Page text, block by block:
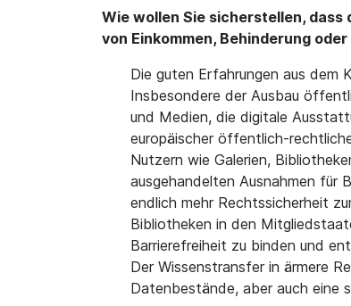
Wie wollen Sie sicherstellen,
von Einkommen, Behinderung
Die guten Erfahrungen aus dem
Insbesondere der Ausbau
und Medien, die digitale
europäischer öffentlich-
Nutzern wie Galerien,
ausgehandelten Ausnahmen für
endlich mehr Rechtssicherheit
Bibliotheken in den
Barrierefreiheit zu binden und
Der Wissenstransfer in ärmere
Datenbestände, aber auch eine